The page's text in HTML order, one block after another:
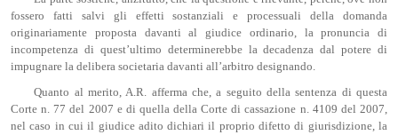
fossero fatti salvi gli effetti sostanziali e processuali della domanda
originariamente proposta davanti al giudice ordinario, la pronuncia di
incompetenza di quest’ultimo determinerebbe la decadenza dal potere di
impugnare la delibera societaria davanti all’arbitro designando.
Quanto al merito, A.R. afferma che, a seguito della sentenza di questa
Corte n. 77 del 2007 e di quella della Corte di cassazione n. 4109 del 2007,
nel caso in cui il giudice adito dichiari il proprio difetto di giurisdizione, la